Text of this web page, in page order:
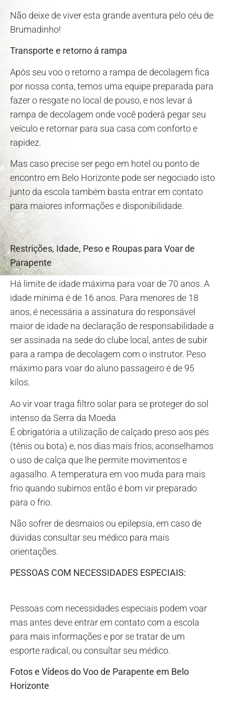
Não deixe de viver esta grande aventura pelo céu de
Brumadinho!
Transporte e retorno á rampa
Após seu voo o retorno a rampa de decolagem fica
por nossa conta, temos uma equipe preparada para
fazer o resgate no local de pouso, e nos levar á
rampa de decolagem onde você poderá pegar seu
veículo e retornar para sua casa com conforto e
rapidez.
Mas caso precise ser pego em hotel ou ponto de
encontro em Belo Horizonte pode ser negociado isto
junto da escola também basta entrar em contato
para maiores informações e disponibilidade.
Restrições, Idade, Peso e Roupas para Voar de
Parapente
Há limite de idade máxima para voar de 70 anos. A
idade mínima é de 16 anos. Para menores de 18
anos, é necessária a assinatura do responsável
maior de idade na declaração de responsabilidade a
ser assinada na sede do clube local, antes de subir
para a rampa de decolagem com o instrutor. Peso
máximo para voar do aluno passageiro é de 95
kilos.
Ao vir voar traga filtro solar para se proteger do sol
intenso da Serra da Moeda
É obrigatória a utilização de calçado preso aos pés
(tênis ou bota) e, nos dias mais frios, aconselhamos
o uso de calça que lhe permite movimentos e
agasalho. A temperatura em voo muda para mais
frio quando subimos então é bom vir preparado
para o frio.
Não sofrer de desmaios ou epilepsia, em caso de
dúvidas consultar seu médico para mais
orientações.
PESSOAS COM NECESSIDADES ESPECIAIS:
Pessoas com necessidades especiais podem voar
mas antes deve entrar em contato com a escola
para mais informações e por se tratar de um
esporte radical, ou consultar seu médico.
Fotos e Vídeos do Voo de Parapente em Belo
Horizonte